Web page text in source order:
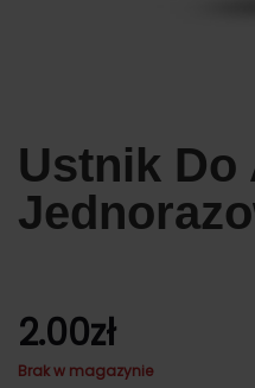
Ustnik Do
2.00zł
Brak w magazynie